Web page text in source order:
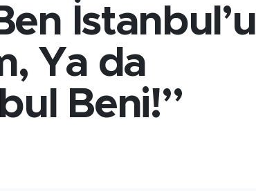
İstanbul’u
Ya da
Beni!”